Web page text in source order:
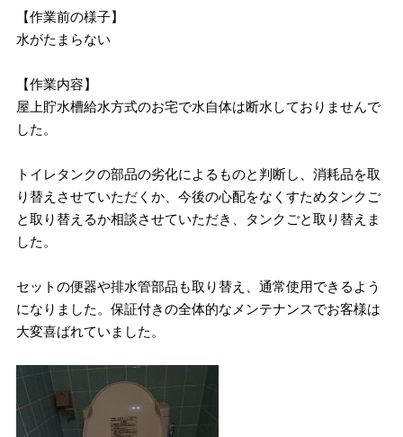
【作業前の様子】
水がたまらない
【作業内容】
屋上貯水槽給水方式のお宅で水自体は断水しておりませんで
した。
トイレタンクの部品の劣化によるものと判断し、消耗品を取
り替えさせていただくか、今後の心配をなくすためタンクご
と取り替えるか相談させていただき、タンクごと取り替えま
した。
セットの便器や排水管部品も取り替え、通常使用できるよう
になりました。保証付きの全体的なメンテナンスでお客様は
大変喜ばれていました。